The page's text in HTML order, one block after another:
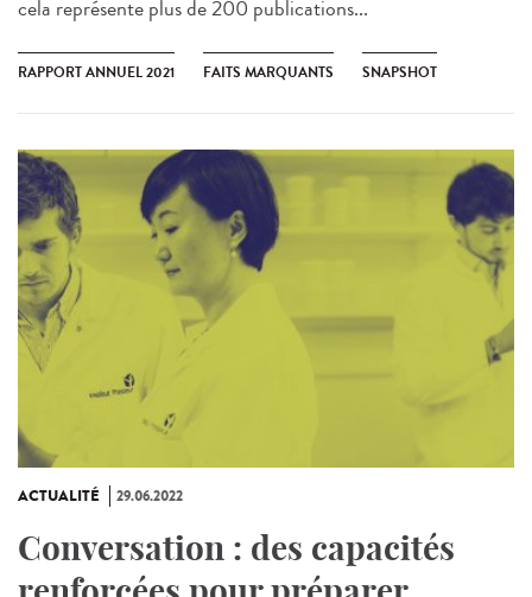
cela représente plus de 200 publications...
RAPPORT ANNUEL 2021 FAITS MARQUANTS SNAPSHOT
ACTUALITÉ 29.06.2022
Conversation : des capacités